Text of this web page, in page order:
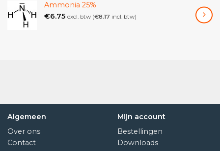
Ammonia 25%
€6.75 excl. btw (€8.17 incl. btw)
Algemeen
Over ons
Contact
Mijn account
Bestellingen
Downloads